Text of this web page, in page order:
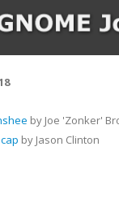
by Joe 'Zonker'
by Jason Clinton